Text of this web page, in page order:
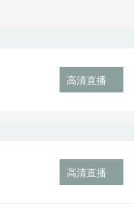
高清直播
高清直播